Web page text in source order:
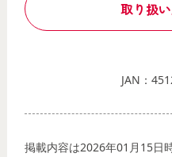
取り扱
JAN：
掲載内容は2026年01月15日